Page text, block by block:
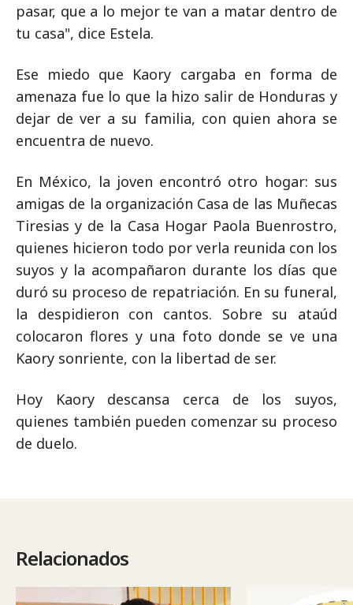
pasar, que a lo mejor te van a matar dentro de
tu casa", dice Estela.
Ese miedo que Kaory cargaba en forma de
amenaza fue lo que la hizo salir de Honduras y
dejar de ver a su familia, con quien ahora se
encuentra de nuevo.
En México, la joven encontró otro hogar: sus
amigas de la organización Casa de las Muñecas
Tiresias y de la Casa Hogar Paola Buenrostro,
quienes hicieron todo por verla reunida con los
suyos y la acompañaron durante los días que
duró su proceso de repatriación. En su funeral,
la despidieron con cantos. Sobre su ataúd
colocaron flores y una foto donde se ve una
Kaory sonriente, con la libertad de ser.
Hoy Kaory descansa cerca de los suyos,
quienes también pueden comenzar su proceso
de duelo.
Relacionados